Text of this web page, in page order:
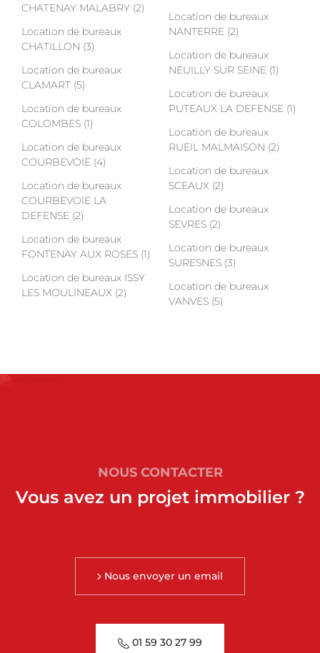
CHATENAY MALABRY (2)
Location de bureaux
CHATILLON (3)
Location de bureaux
CLAMART (5)
Location de bureaux
COLOMBES (1)
Location de bureaux
COURBEVOIE (4)
Location de bureaux
COURBEVOIE LA
DEFENSE (2)
Location de bureaux
FONTENAY AUX ROSES (1)
Location de bureaux ISSY
LES MOULINEAUX (2)
Location de bureaux
NANTERRE (2)
Location de bureaux
NEUILLY SUR SEINE (1)
Location de bureaux
PUTEAUX LA DEFENSE (1)
Location de bureaux
RUEIL MALMAISON (2)
Location de bureaux
SCEAUX (2)
Location de bureaux
SEVRES (2)
Location de bureaux
SURESNES (3)
Location de bureaux
VANVES (5)
NOUS CONTACTER
Vous avez un projet immobilier ?
Nous envoyer un email
01 59 30 27 99